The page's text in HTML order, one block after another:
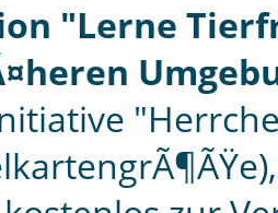
"Lerne